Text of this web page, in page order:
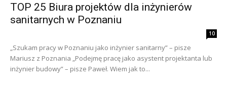
TOP 25 Biura projektów dla inżynierów
sanitarnych w Poznaniu
10
„Szukam pracy w Poznaniu jako inżynier sanitarny” – pisze
Mariusz z Poznania „Podejmę pracę jako asystent projektanta lub
inżynier budowy” – pisze Paweł. Wiem jak to...